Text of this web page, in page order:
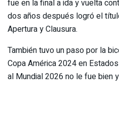
fue en la final a ida y vuelta
dos años después logró el
Apertura y Clausura.
También tuvo un paso por la
Copa América 2024 en
al Mundial 2026 no le fue bien